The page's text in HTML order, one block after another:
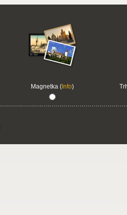
Magnetka (Info)